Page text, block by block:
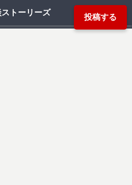
投稿する
本当にあった怖い話」「都市伝説」などか
トーリーズ
検索